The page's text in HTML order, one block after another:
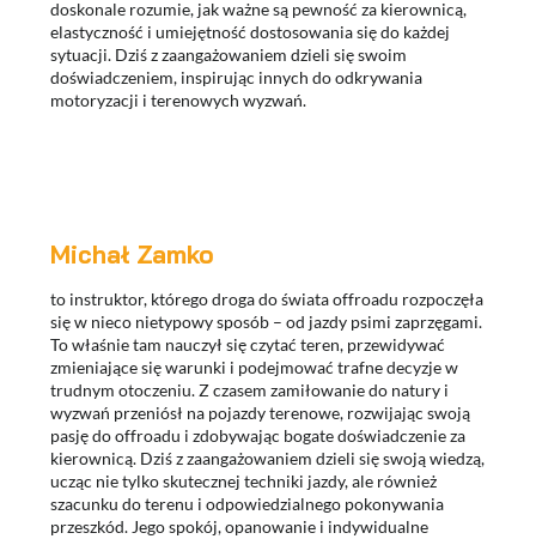
doskonale rozumie, jak ważne są pewność za kierownicą,
elastyczność i umiejętność dostosowania się do każdej
sytuacji. Dziś z zaangażowaniem dzieli się swoim
doświadczeniem, inspirując innych do odkrywania
motoryzacji i terenowych wyzwań.
Michał Zamko
to instruktor, którego droga do świata offroadu rozpoczęła
się w nieco nietypowy sposób – od jazdy psimi zaprzęgami.
To właśnie tam nauczył się czytać teren, przewidywać
zmieniające się warunki i podejmować trafne decyzje w
trudnym otoczeniu. Z czasem zamiłowanie do natury i
wyzwań przeniósł na pojazdy terenowe, rozwijając swoją
pasję do offroadu i zdobywając bogate doświadczenie za
kierownicą. Dziś z zaangażowaniem dzieli się swoją wiedzą,
ucząc nie tylko skutecznej techniki jazdy, ale również
szacunku do terenu i odpowiedzialnego pokonywania
przeszkód. Jego spokój, opanowanie i indywidualne